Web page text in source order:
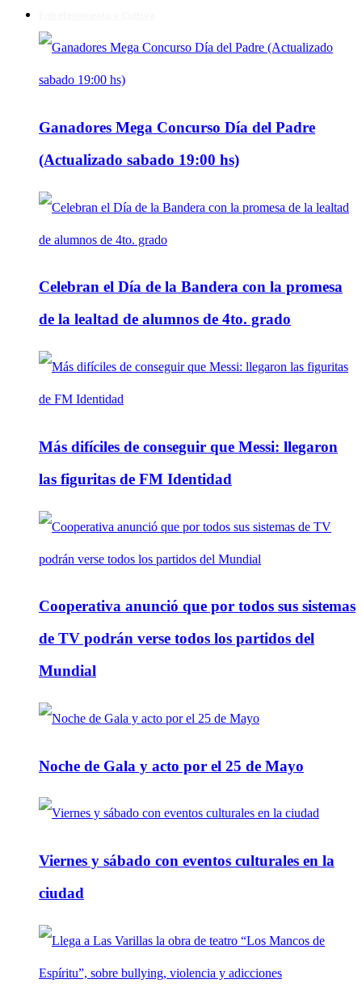
Ganadores Mega Concurso Día del Padre
(Actualizado sabado 19:00 hs)
Celebran el Día de la Bandera con la promesa
de la lealtad de alumnos de 4to. grado
Más difíciles de conseguir que Messi: llegaron
las figuritas de FM Identidad
Cooperativa anunció que por todos sus sistemas
de TV podrán verse todos los partidos del
Mundial
Noche de Gala y acto por el 25 de Mayo
Viernes y sábado con eventos culturales en la
ciudad